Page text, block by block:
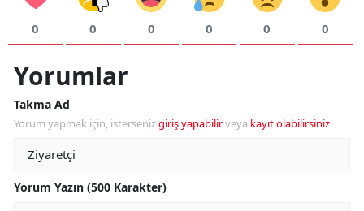
0 0 0 0 0 0
Yorumlar
Takma Ad
Yorum yapmak için, istersenizgiriş yapabilirveya kayıt olabilirsiniz.
Yorum Yazın (500 Karakter)